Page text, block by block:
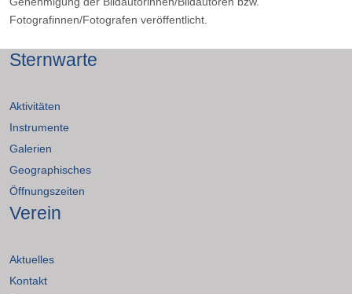
Fotografinnen/Fotografen veröffentlicht.
Sternwarte
Aktivitäten
Instrumente
Galerien
Geographisches
Öffnungszeiten
Verein
Aktuelles
Kontakt